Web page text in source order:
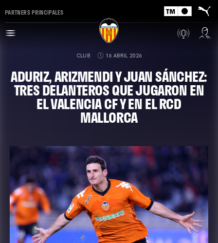
PARTNERS PRINCIPALES
CLUB 16 ABRIL 2026
ADURIZ, ARIZMENDI Y JUAN SÁNCHEZ:
TRES DELANTEROS QUE JUGARON EN
EL VALENCIA CF Y EN EL RCD
MALLORCA